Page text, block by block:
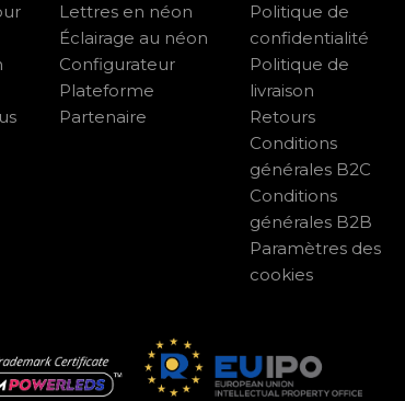
Lettres en néon
Éclairage au néon
Configurateur
Plateforme
Partenaire
Politique de
confidentialité
Politique de
livraison
Retours
Conditions
générales B2C
Conditions
générales B2B
Paramètres des
cookies